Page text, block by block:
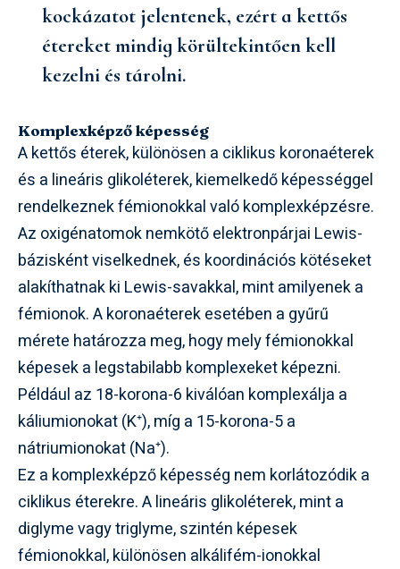
kockázatot jelentenek, ezért a kettős
étereket mindig körültekintően kell
kezelni és tárolni.
Komplexképző képesség
A kettős éterek, különösen a ciklikus koronaéterek
és a lineáris glikoléterek, kiemelkedő képességgel
rendelkeznek fémionokkal való komplexképzésre.
Az oxigénatomok nemkötő elektronpárjai Lewis-
bázisként viselkednek, és koordinációs kötéseket
alakíthatnak ki Lewis-savakkal, mint amilyenek a
fémionok. A koronaéterek esetében a gyűrű
mérete határozza meg, hogy mely fémionokkal
képesek a legstabilabb komplexeket képezni.
Például az 18-korona-6 kiválóan komplexálja a
káliumionokat (K⁺), míg a 15-korona-5 a
nátriumionokat (Na⁺).
Ez a komplexképző képesség nem korlátozódik a
ciklikus éterekre. A lineáris glikoléterek, mint a
diglyme vagy triglyme, szintén képesek
fémionokkal, különösen alkálifém-ionokkal